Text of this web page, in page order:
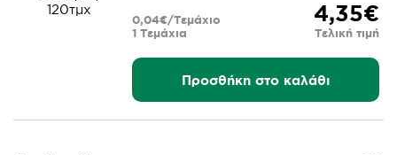
4,35€
Τελική τιμή
1 Τεμάχια
0,04€/Τεμάχιο
Προσθήκη στο καλάθι